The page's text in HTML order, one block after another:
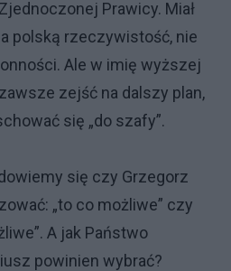
Prawicy. Miał
polską rzeczywistość, nie
Ale w imię wyższej
zejść na dalszy plan,
się „do szafy”.
się czy Grzegorz
„to co możliwe” czy
A jak Państwo
powinien wybrać?